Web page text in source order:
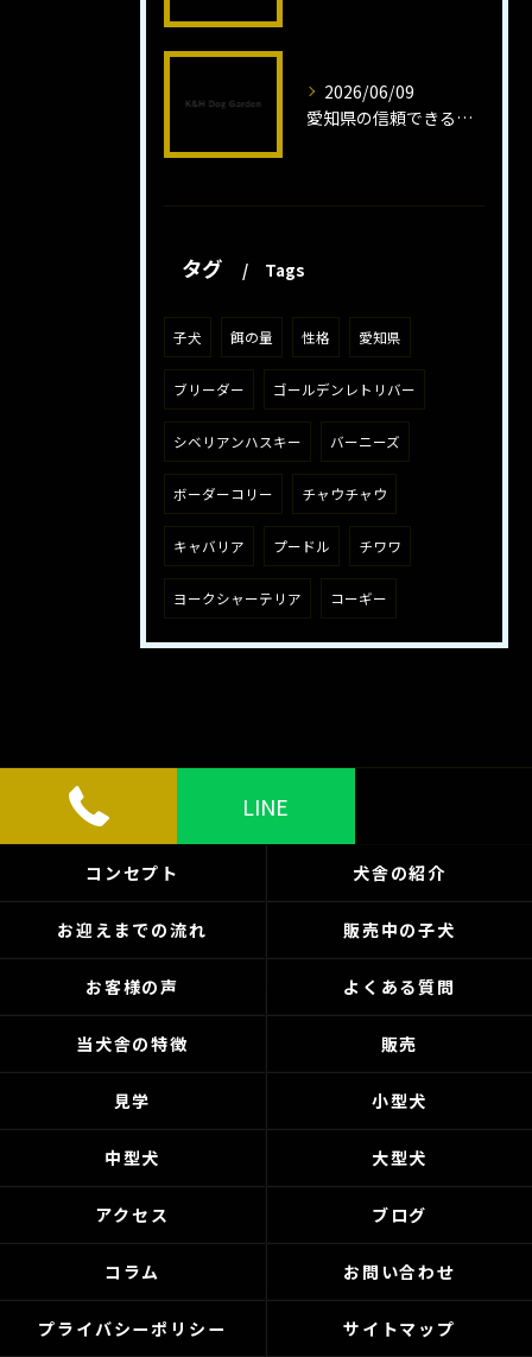
2026/06/09
愛知県の信頼できるミニチュアピンシャーブリーダーの魅力
タグ Tags
子犬 餌の量 性格 愛知県
ブリーダー ゴールデンレトリバー
シベリアンハスキー バーニーズ
ボーダーコリー チャウチャウ
キャバリア プードル チワワ
ヨークシャーテリア コーギー
LINE
コンセプト 犬舎の紹介
お迎えまでの流れ 販売中の子犬
お客様の声 よくある質問
当犬舎の特徴 販売
見学 小型犬
中型犬 大型犬
アクセス ブログ
コラム お問い合わせ
プライバシーポリシー サイトマップ